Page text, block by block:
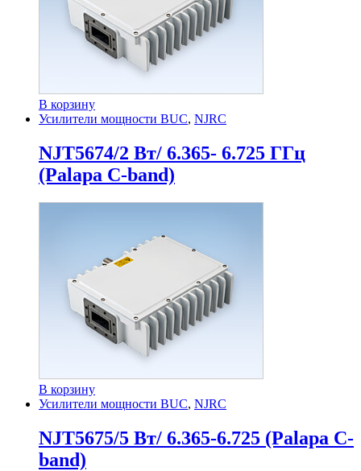
В корзину
Усилители мощности BUC, NJRC
NJT5674/2 Вт/ 6.365- 6.725 ГГц
(Palapa C-band)
В корзину
Усилители мощности BUC, NJRC
NJT5675/5 Вт/ 6.365-6.725 (Palapa C-
band)